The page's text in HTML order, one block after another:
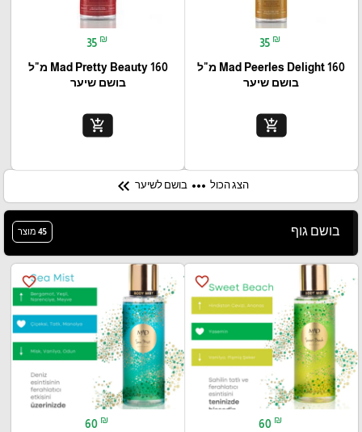
35 ₪
Mad Peerles Delight 160 מ"ל
בושם שיער
add_shopping_cart
35 ₪
Mad Pretty Beauty 160 מ"ל
בושם שיער
add_shopping_cart
הצג הכול more_horiz בושם לשיער keyboard_double_arrow_left
בושם גוף 45 מוצר
favorite_border
60 ₪
favorite_border
60 ₪